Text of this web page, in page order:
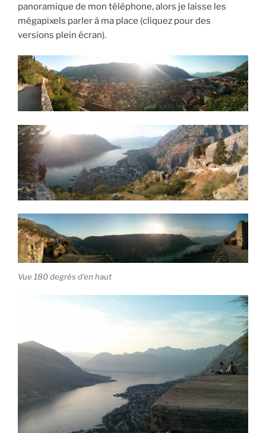
panoramique de mon téléphone, alors je laisse les
mégapixels parler à ma place (cliquez pour des
versions plein écran).
Vue 180 degrés d’en haut